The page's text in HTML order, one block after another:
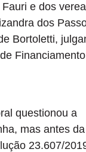
e dos
dos
Bortoletti,
questionou a
mas antes da
23.607/